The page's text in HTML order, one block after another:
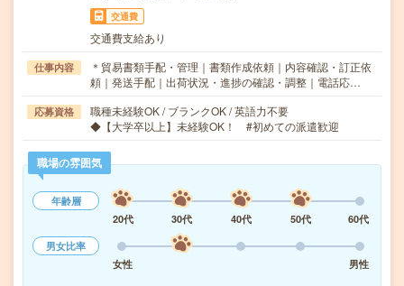
交通費
交通費支給あり
仕事内容
＊貿易書類手配・管理｜書類作成依頼｜内容確認・訂正依
頼｜発送手配｜出荷状況・進捗の確認・調整｜電話応…
応募資格
職種未経験OK / ブランクOK / 英語力不要
◆【大学卒以上】未経験OK！ #初めての派遣歓迎
職場の雰囲気
年齢層
20代
30代 40代 50代
60代
男女比率
女性
男性